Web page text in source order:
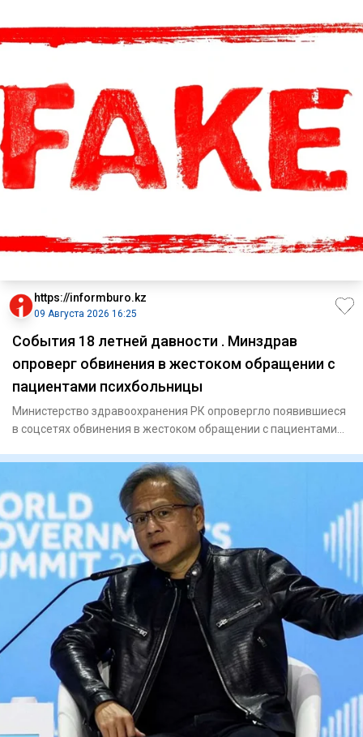
https://informburo.kz
09 Августа 2026 16:25
События 18 летней давности . Минздрав
опроверг обвинения в жестоком обращении с
пациентами психбольницы
Министерство здравоохранения РК опровергло появившиеся
в соцсетях обвинения в жестоком обращении с пациентами